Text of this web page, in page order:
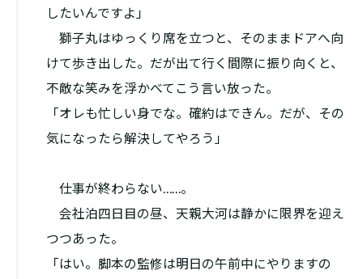
したいんですよ」
獅子丸はゆっくり席を立つと、そのままドアへ向
けて歩き出した。だが出て行く間際に振り向くと、
不敵な笑みを浮かべてこう言い放った。
「オレも忙しい身でな。確約はできん。だが、その
気になったら解決してやろう」
仕事が終わらない……。
会社泊四日目の昼、天親大河は静かに限界を迎え
つつあった。
「はい。脚本の監修は明日の午前中にやりますの